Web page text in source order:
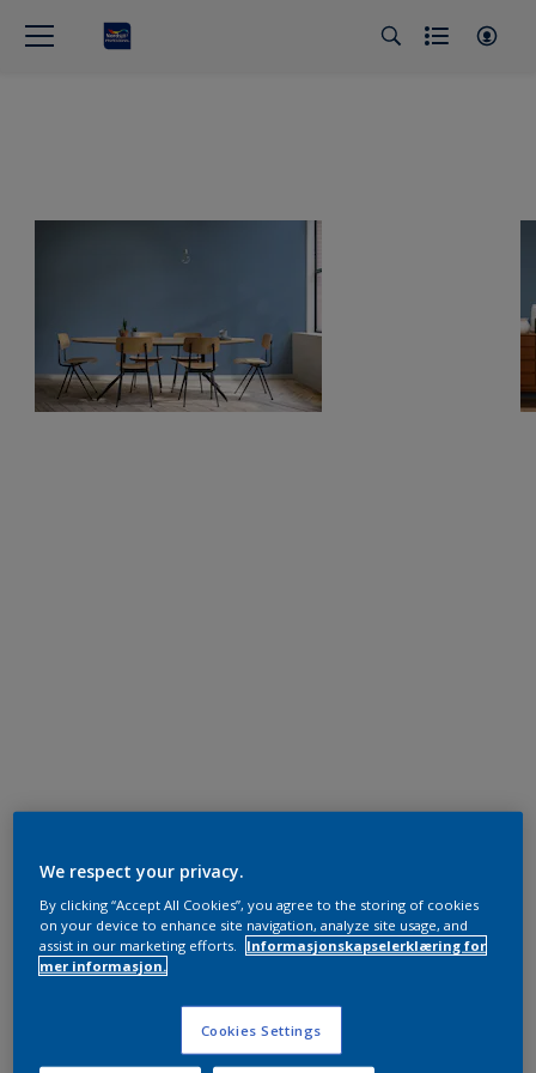
We respect your privacy.
By clicking “Accept All Cookies”, you agree to the storing of cookies
on your device to enhance site navigation, analyze site usage, and
assist in our marketing efforts.
Informasjonskapselerklæring for
mer informasjon.
Cookies Settings